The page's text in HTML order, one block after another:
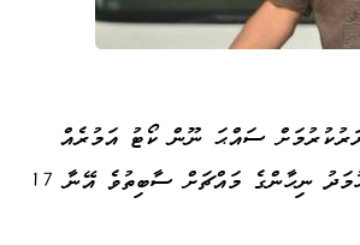
ސައްޙަ ނޫން ކޯޓު އަމުރެއް
ނެރުނު މައްސަލަ އދ.މާމިގިލީ ކޯޓުގެ އިސްމެޖިސްޓްރޭޓް އަހުމަދު ނިހާންގެ މައްޗަށް ސާބިތުވެ އޭނާ 17